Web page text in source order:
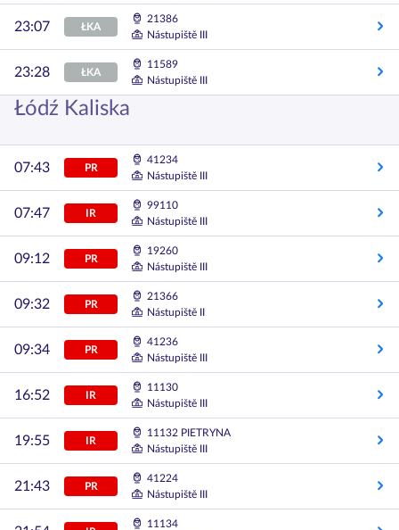
23:07 ŁKA
21386
Nástupiště III
23:28 ŁKA
11589
Nástupiště III
Łódź Kaliska
07:43 PR
41234
Nástupiště III
07:47 IR
99110
Nástupiště III
09:12 PR
19260
Nástupiště III
09:32 PR
21366
Nástupiště II
09:34 PR
41236
Nástupiště III
16:52 IR
11130
Nástupiště III
19:55 IR
11132 PIETRYNA
Nástupiště III
21:43 PR
41224
Nástupiště III
11134